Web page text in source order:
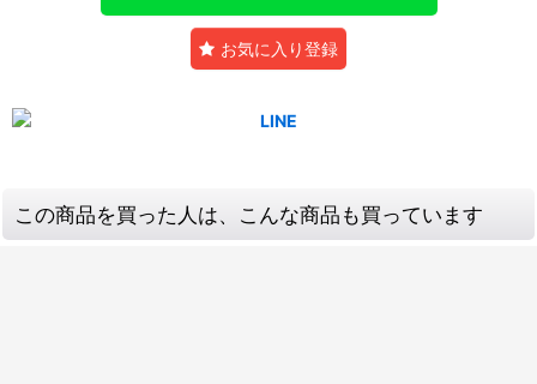
お気に入り登録
この商品を買った人は、こんな商品も買っています